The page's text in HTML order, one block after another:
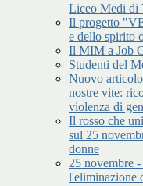
Liceo Medi di
Il progetto
e dello spirito
Il MIM a Job
Studenti del
Nuovo
nostre vite:
violenza di
Il rosso che
sul 25
donne
25 novembre
l'eliminazione